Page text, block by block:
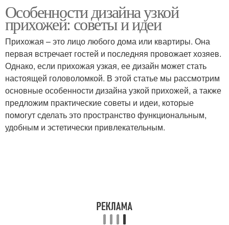
Особенности дизайна узкой
прихожей: советы и идеи
Прихожая – это лицо любого дома или квартиры. Она
первая встречает гостей и последняя провожает хозяев.
Однако, если прихожая узкая, ее дизайн может стать
настоящей головоломкой. В этой статье мы рассмотрим
основные особенности дизайна узкой прихожей, а также
предложим практические советы и идеи, которые
помогут сделать это пространство функциональным,
удобным и эстетически привлекательным.